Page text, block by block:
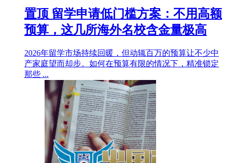
置顶 留学申请低门槛方案：不用高额
预算，这几所海外名校含金量极高
2026年留学市场持续回暖，但动辄百万的预算让不少中
产家庭望而却步。如何在预算有限的情况下，精准锁定
那些 ...